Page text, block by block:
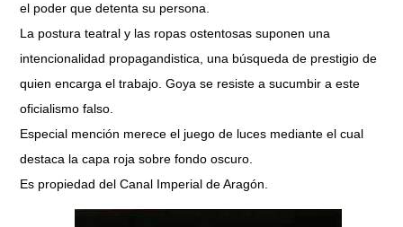
el poder que detenta su persona.
La postura teatral y las ropas ostentosas suponen una
intencionalidad propagandistica, una búsqueda de prestigio de
quien encarga el trabajo. Goya se resiste a sucumbir a este
oficialismo falso.
Especial mención merece el juego de luces mediante el cual
destaca la capa roja sobre fondo oscuro.
Es propiedad del Canal Imperial de Aragón.